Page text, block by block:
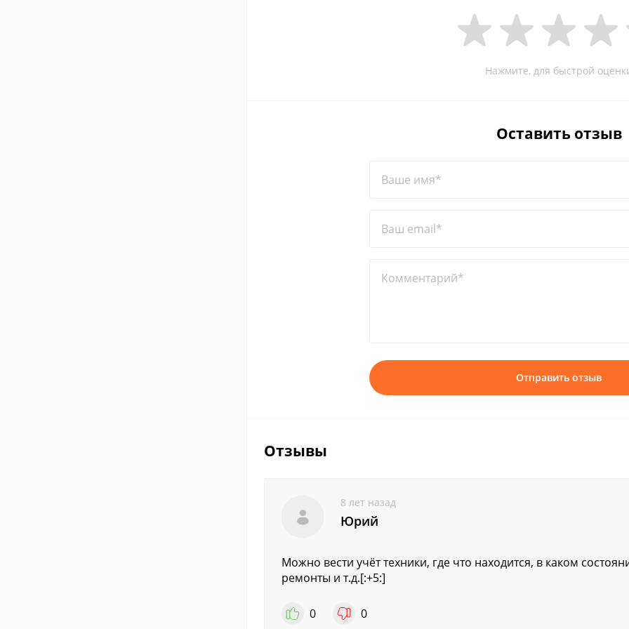
Нажмите, для быстрой
Оставить отзыв
Ваше имя*
Ваш email*
Комментарий*
Отправить отзыв
Отзывы
8 лет назад
Юрий
Можно вести учёт техники, где что находится, в каком
ремонты и т.д.[:+5:]
0 0